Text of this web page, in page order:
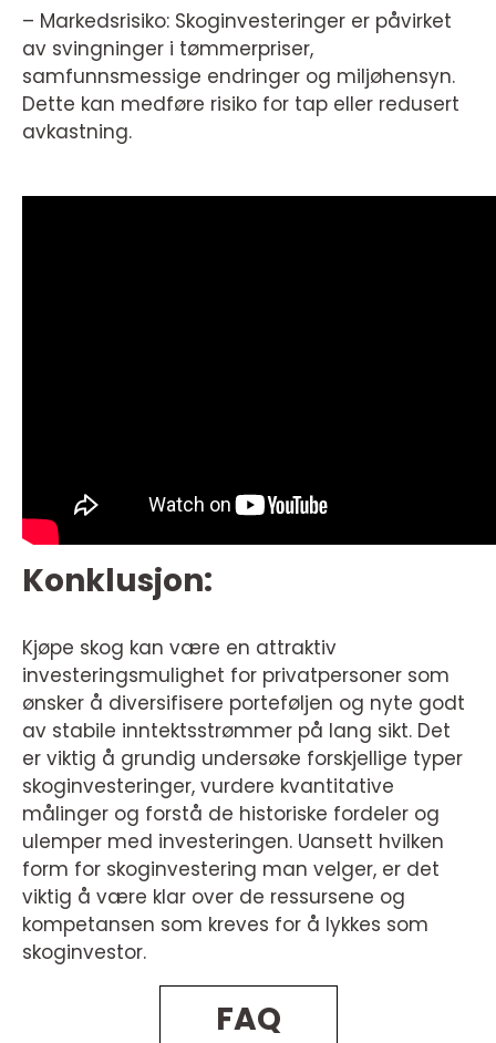
– Markedsrisiko: Skoginvesteringer er påvirket
av svingninger i tømmerpriser,
samfunnsmessige endringer og miljøhensyn.
Dette kan medføre risiko for tap eller redusert
avkastning.
Konklusjon:
Kjøpe skog kan være en attraktiv
investeringsmulighet for privatpersoner som
ønsker å diversifisere porteføljen og nyte godt
av stabile inntektsstrømmer på lang sikt. Det
er viktig å grundig undersøke forskjellige typer
skoginvesteringer, vurdere kvantitative
målinger og forstå de historiske fordeler og
ulemper med investeringen. Uansett hvilken
form for skoginvestering man velger, er det
viktig å være klar over de ressursene og
kompetansen som kreves for å lykkes som
skoginvestor.
FAQ